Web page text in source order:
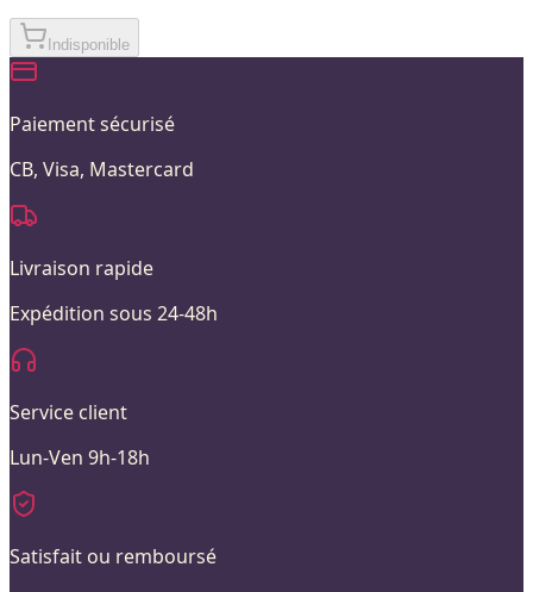
Indisponible
Paiement sécurisé
CB, Visa, Mastercard
Livraison rapide
Expédition sous 24-48h
Service client
Lun-Ven 9h-18h
Satisfait ou remboursé